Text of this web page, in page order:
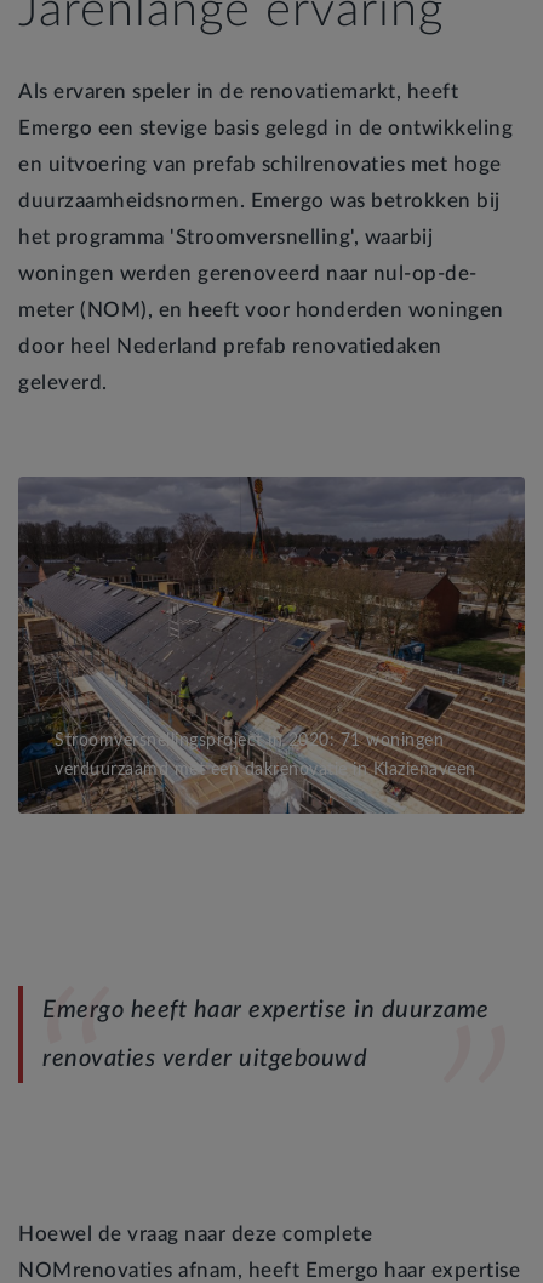
Jarenlange ervaring
Als ervaren speler in de renovatiemarkt, heeft
Emergo een stevige basis gelegd in de ontwikkeling
en uitvoering van prefab schilrenovaties met hoge
duurzaamheidsnormen. Emergo was betrokken bij
het programma 'Stroomversnelling', waarbij
woningen werden gerenoveerd naar nul-op-de-
meter (NOM), en heeft voor honderden woningen
door heel Nederland prefab renovatiedaken
geleverd.
Stroomversnellingsproject in 2020: 71 woningen
verduurzaamd met een dakrenovatie in Klazienaveen
Emergo heeft haar expertise in duurzame
renovaties verder uitgebouwd
Hoewel de vraag naar deze complete
NOMrenovaties afnam, heeft Emergo haar expertise